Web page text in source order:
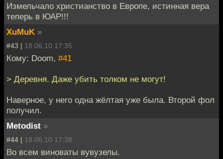
Измельчало христианство в Европе, истинная вера
теперь в ЮАР!!!
XuMuK »
#43 | 18.06.10 17:35
Кому: Doom, #41
> Деревня. Даже убить толком не могут!
Наверное, у него одна жёлтая уже была. Второй фол
получил.
Metodist »
#44 | 18.06.10 17:38
Во всем виноваты вувузелы.